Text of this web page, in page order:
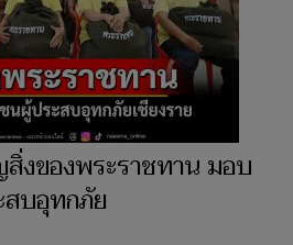
สิ่งของพระราชทาน มอบ
บอุทกภัย